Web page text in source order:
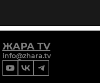
ЖАРА TV
info@zhara.tv